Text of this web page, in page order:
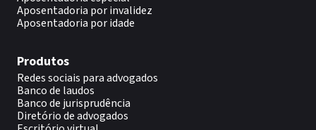
Aposentadoria por invalidez
Aposentadoria por idade
Produtos
Redes sociais para advogados
Banco de laudos
Banco de jurisprudência
Diretório de advogados